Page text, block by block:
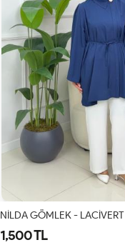
NİLDA GÖMLEK - LACİVERT
1,500 TL